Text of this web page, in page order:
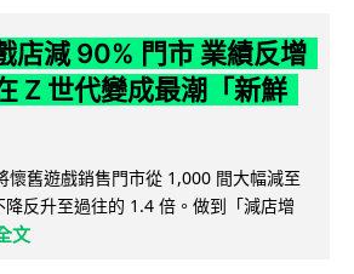
店減 90% 門市 業績反增
Z 世代變成最潮「新鮮
懷舊遊戲銷售門市從 1,000 間大幅減至
反升至過往的 1.4 倍。做到「減店增
文